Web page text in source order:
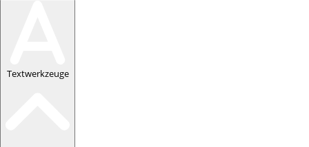
Textwerkzeuge